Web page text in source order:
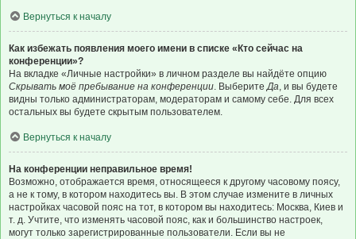
Вернуться к началу
Как избежать появления моего имени в списке «Кто сейчас на
конференции»?
На вкладке «Личные настройки» в личном разделе вы найдёте опцию
Скрывать моё пребывание на конференции. ВыберитеДа, и вы будете
видны только администраторам, модераторам и самому себе. Для всех
остальных вы будете скрытым пользователем.
Вернуться к началу
На конференции неправильное время!
Возможно, отображается время, относящееся к другому часовому поясу,
а не к тому, в котором находитесь вы. В этом случае измените в личных
настройках часовой пояс на тот, в котором вы находитесь: Москва, Киев и
т. д. Учтите, что изменять часовой пояс, как и большинство настроек,
могут только зарегистрированные пользователи. Если вы не